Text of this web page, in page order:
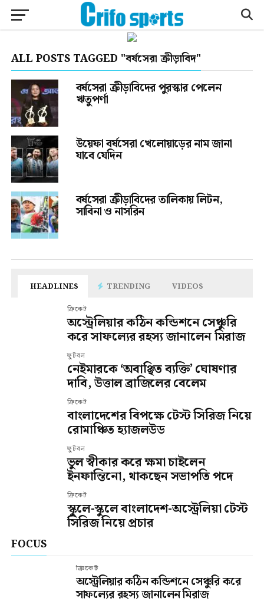
ALL POSTS TAGGED "বর্ষসেরা ক্রীড়াবিদ"
বর্ষসেরা ক্রীড়াবিদের পুরস্কার পেলেন
ঋতুপর্ণা
উয়েফা বর্ষসেরা খেলোয়াড়ের নাম জানা
যাবে যেদিন
বর্ষসেরা ক্রীড়াবিদের তালিকায় লিটন,
সাবিনা ও নাসরিন
HEADLINES TRENDING VIDEOS
ক্রিকেট
অস্ট্রেলিয়ার কঠিন কন্ডিশনে সেঞ্চুরি
করে সাফল্যের রহস্য জানালেন মিরাজ
ফুটবল
নেইমারকে ‘অবাঞ্ছিত ব্যক্তি’ ঘোষণার
দাবি, উত্তাল ব্রাজিলের বেলেম
ক্রিকেট
বাংলাদেশের বিপক্ষে টেস্ট সিরিজ নিয়ে
রোমাঞ্চিত হ্যাজলউড
ফুটবল
ভুল স্বীকার করে ক্ষমা চাইলেন
ইনফান্তিনো, থাকছেন সভাপতি পদে
ক্রিকেট
স্কুলে-স্কুলে বাংলাদেশ-অস্ট্রেলিয়া টেস্ট
সিরিজ নিয়ে প্রচার
FOCUS
ক্রিকেট
অস্ট্রেলিয়ার কঠিন কন্ডিশনে সেঞ্চুরি করে
সাফল্যের রহস্য জানালেন মিরাজ